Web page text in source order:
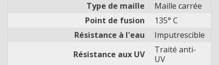
Type de maille
Maille carrée
Point de fusion
135° C
Résistance à l'eau
Imputrescible
Résistance aux UV
Traité anti-
UV